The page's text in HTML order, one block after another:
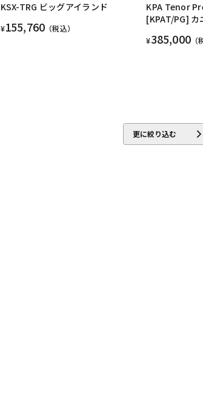
KSX-TRG ビッグアイランド
¥155,760 （税込）
KPA Tenor
[KPAT/PG] カ
¥385,000 （
更に絞り込む